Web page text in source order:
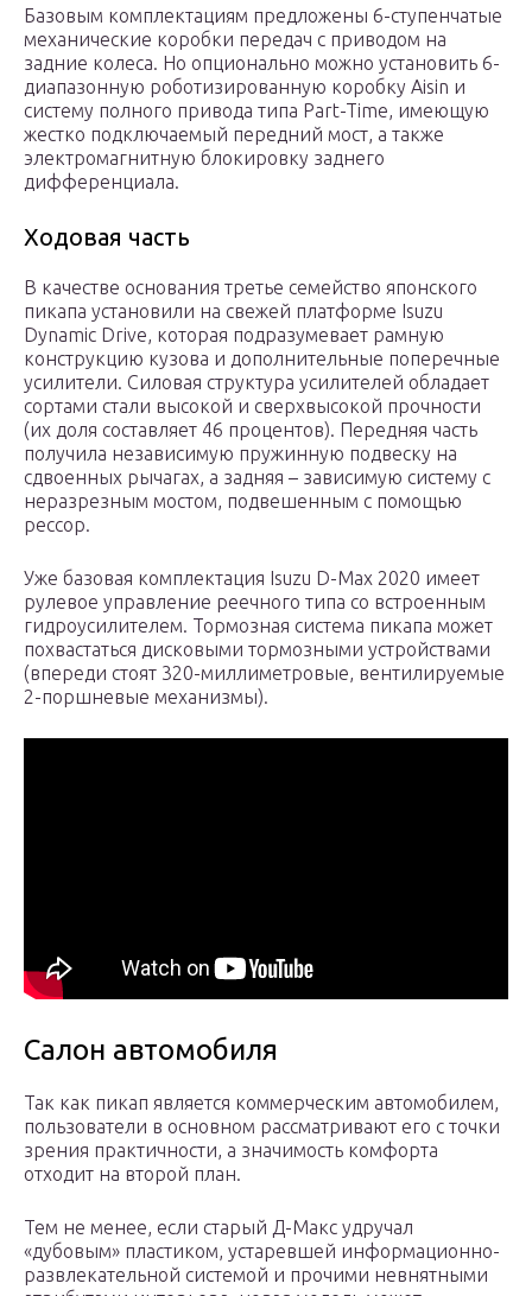
Базовым комплектациям предложены 6-ступенчатые
механические коробки передач с приводом на
задние колеса. Но опционально можно установить 6-
диапазонную роботизированную коробку Aisin и
систему полного привода типа Part-Time, имеющую
жестко подключаемый передний мост, а также
электромагнитную блокировку заднего
дифференциала.
Ходовая часть
В качестве основания третье семейство японского
пикапа установили на свежей платформе Isuzu
Dynamic Drive, которая подразумевает рамную
конструкцию кузова и дополнительные поперечные
усилители. Силовая структура усилителей обладает
сортами стали высокой и сверхвысокой прочности
(их доля составляет 46 процентов). Передняя часть
получила независимую пружинную подвеску на
сдвоенных рычагах, а задняя – зависимую систему с
неразрезным мостом, подвешенным с помощью
рессор.
Уже базовая комплектация Isuzu D-Max 2020 имеет
рулевое управление реечного типа со встроенным
гидроусилителем. Тормозная система пикапа может
похвастаться дисковыми тормозными устройствами
(впереди стоят 320-миллиметровые, вентилируемые
2-поршневые механизмы).
Салон автомобиля
Так как пикап является коммерческим автомобилем,
пользователи в основном рассматривают его с точки
зрения практичности, а значимость комфорта
отходит на второй план.
Тем не менее, если старый Д-Макс удручал
«дубовым» пластиком, устаревшей информационно-
развлекательной системой и прочими невнятными